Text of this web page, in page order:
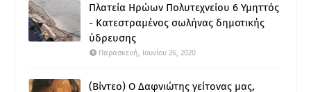
Πλατεία Ηρώων Πολυτεχνείου 6 Υμηττός
- Κατεστραμένος σωλήνας δημοτικής
ύδρευσης
Παρασκευή, Ιουνίου 26, 2020
(Βίντεο) Ο Δαφνιώτης γείτονας μας,